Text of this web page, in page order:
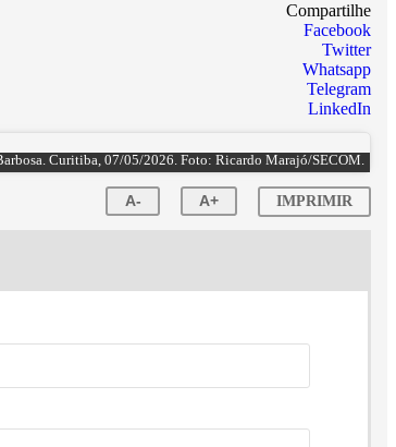
Compartilhe
Facebook
Twitter
Whatsapp
Telegram
LinkedIn
Curitiba, 07/05/2026. Foto: Ricardo Marajó/SECOM.
A- A+ IMPRIMIR